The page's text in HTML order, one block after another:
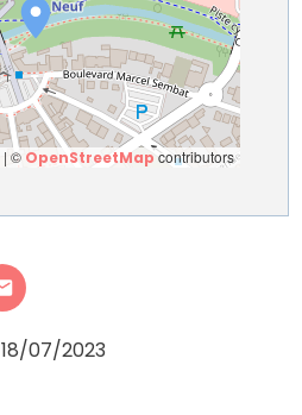
| © OpenStreetMapcontributors
18/07/2023